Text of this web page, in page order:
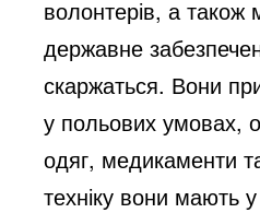
волонтерів, а
державне
скаржаться. Вони
у польових умовах,
одяг, медикаменти
техніку вони мають